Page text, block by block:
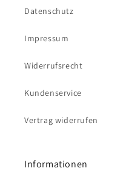
Datenschutz
Impressum
Widerrufsrecht
Kundenservice
Vertrag widerrufen
Informationen